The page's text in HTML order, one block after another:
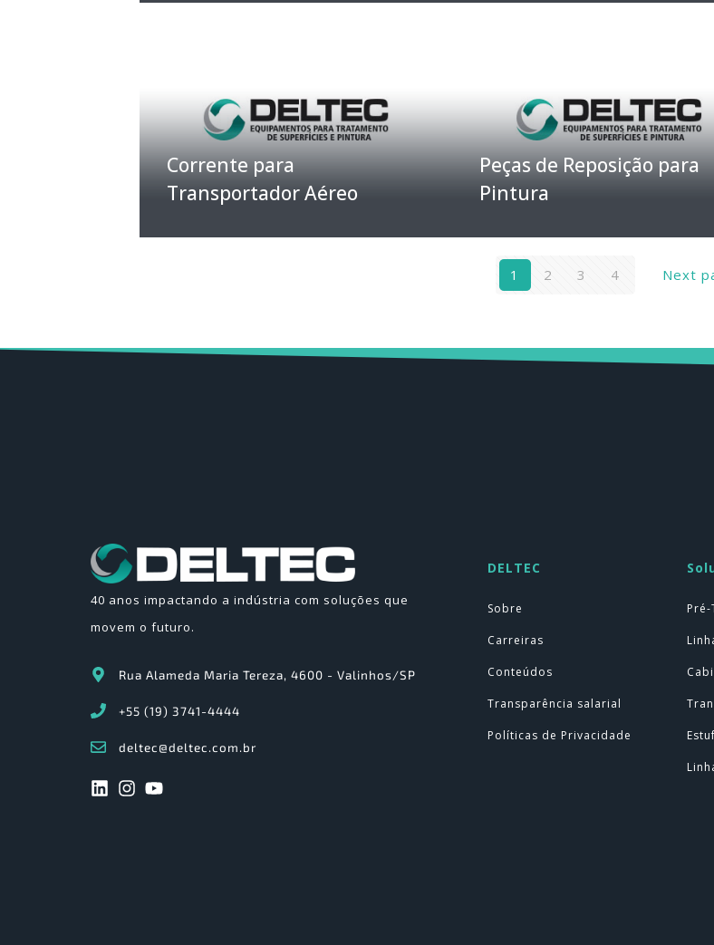
Corrente para
Transportador Aéreo
Peças de Reposição para
Pintura
1 2 3 4 Next
40 anos impactando a indústria com soluções que
movem o futuro.
Rua Alameda Maria Tereza, 4600 - Valinhos/SP
+55 (19) 3741-4444
deltec@deltec.com.br
DELTEC
Sobre
Carreiras
Conteúdos
Transparência salarial
Políticas de Privacidade